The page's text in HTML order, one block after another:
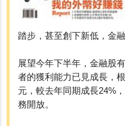
踏步，甚至創下新低，金
展望今年下半年，金融股
者的獲利能力已見成長，
元，較去年同期成長24%
務開放。